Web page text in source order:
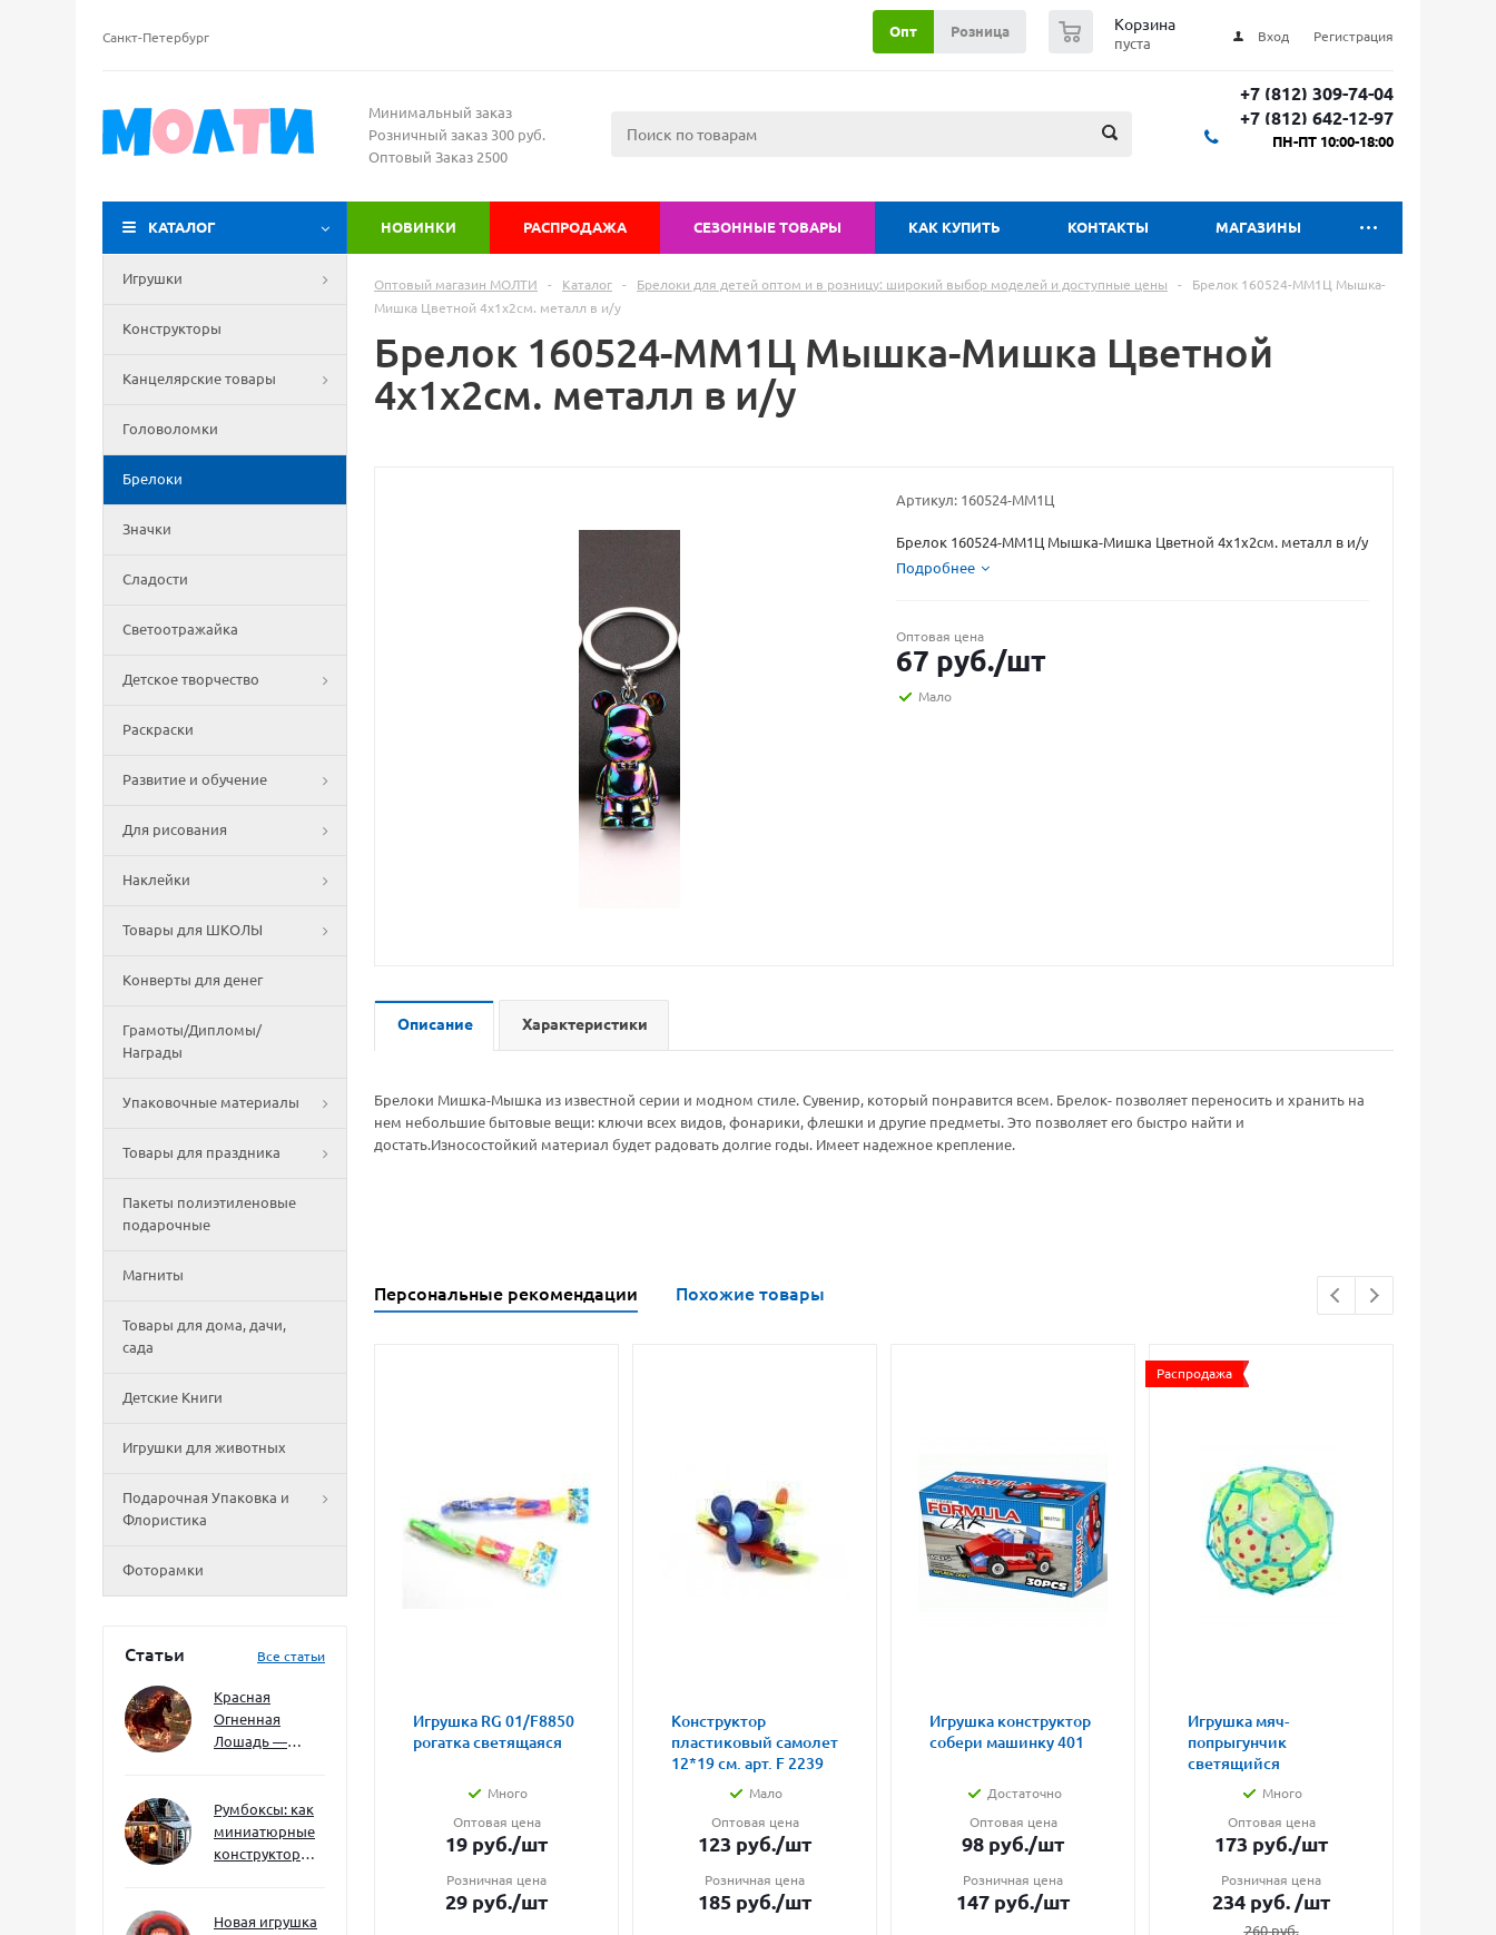
Санкт-Петербург Вход Регистрация
Корзина
пуста
Опт Розница
Минимальный заказ
Розничный заказ 300 руб.
Оптовый Заказ 2500
+7 (812) 309-74-04
+7 (812) 642-12-97
ПН-ПТ 10:00-18:00
КАТАЛОГ НОВИНКИ РАСПРОДАЖА СЕЗОННЫЕ ТОВАРЫ КАК КУПИТЬ КОНТАКТЫ МАГАЗИНЫ
Игрушки
Конструкторы
Канцелярские товары
Головоломки
Брелоки
Значки
Сладости
Светоотражайка
Детское творчество
Раскраски
Развитие и обучение
Для рисования
Наклейки
Товары для ШКОЛЫ
Конверты для денег
Грамоты/Дипломы/
Награды
Упаковочные материалы
Товары для праздника
Пакеты полиэтиленовые
подарочные
Магниты
Товары для дома, дачи,
сада
Детские Книги
Игрушки для животных
Подарочная Упаковка и
Флористика
Фоторамки
Статьи Все статьи
Красная
Огненная
Лошадь —
ждать и как
подготовиться
Румбоксы: как
миниатюрные
конструкторы
мышление и
Новая игрушка
Оптовый магазин МОЛТИ - Каталог - Брелоки для детей оптом и в розницу: широкий выбор моделей и доступные цены -
Брелок 160524-ММ1Ц Мышка-
Мишка Цветной 4х1х2см. металл в и/у
Брелок 160524-ММ1Ц Мышка-Мишка Цветной
4х1х2см. металл в и/у
Артикул: 160524-ММ1Ц
Брелок 160524-ММ1Ц Мышка-Мишка Цветной 4х1х2см. металл в и/у
Подробнее
Оптовая цена
67 руб./шт
Мало
Описание Характеристики
Брелоки Мишка-Мышка из известной серии и модном стиле. Сувенир, который понравится всем. Брелок- позволяет переносить и хранить на
нем небольшие бытовые вещи: ключи всех видов, фонарики, флешки и другие предметы. Это позволяет его быстро найти и
достать.Износостойкий материал будет радовать долгие годы. Имеет надежное крепление.
Персональные рекомендации Похожие товары
Игрушка RG 01/F8850
рогатка светящаяся
Много
Оптовая цена
19 руб./шт
Розничная цена
29 руб./шт
Конструктор
пластиковый самолет
12*19 см. арт. F 2239
Мало
Оптовая цена
123 руб./шт
Розничная цена
185 руб./шт
Игрушка конструктор
собери машинку 401
Достаточно
Оптовая цена
98 руб./шт
Розничная цена
147 руб./шт
Распродажа
Игрушка мяч-
попрыгунчик
светящийся
Много
Оптовая цена
173 руб./шт
Розничная цена
234 руб. /шт
260руб.